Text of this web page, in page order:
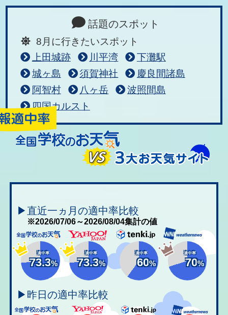
話題のスポット
8月に行きたいスポット
上田城跡
川平湾
下灘駅
城ヶ島
須賀神社
慶良間諸島
阿智村
八ヶ岳
波照間島
四国カルスト
▶直近一ヵ月の適中率比較
※2026/07/06～2026/08/04集計の値
適中率
73.3%
適中率
73.3%
適中率
60%
適中率
70%
▶昨日の適中率比較